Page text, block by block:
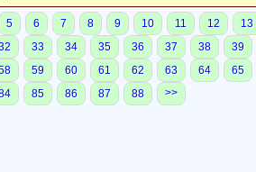
5 6 7 8 9 10 11 12
13
33 34 35 36 37 38
39
59 60 61 62 63 64
65
85 86 87 88 >>